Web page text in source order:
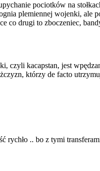
pociotków na
plemiennej wojenki, ale
co drugi to zboczeniec,
czyli kacapstan, jest
którzy de facto
.. bo z tymi